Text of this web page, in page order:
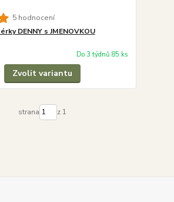
5 hodnocení
DENNY s JMENOVKOU
Do 3 týdnů 85 ks
Zvolit variantu
strana z 1